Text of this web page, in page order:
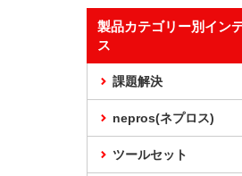
製品カテゴリー別イン
ス
課題解決
nepros(ネプロス)
ツールセット